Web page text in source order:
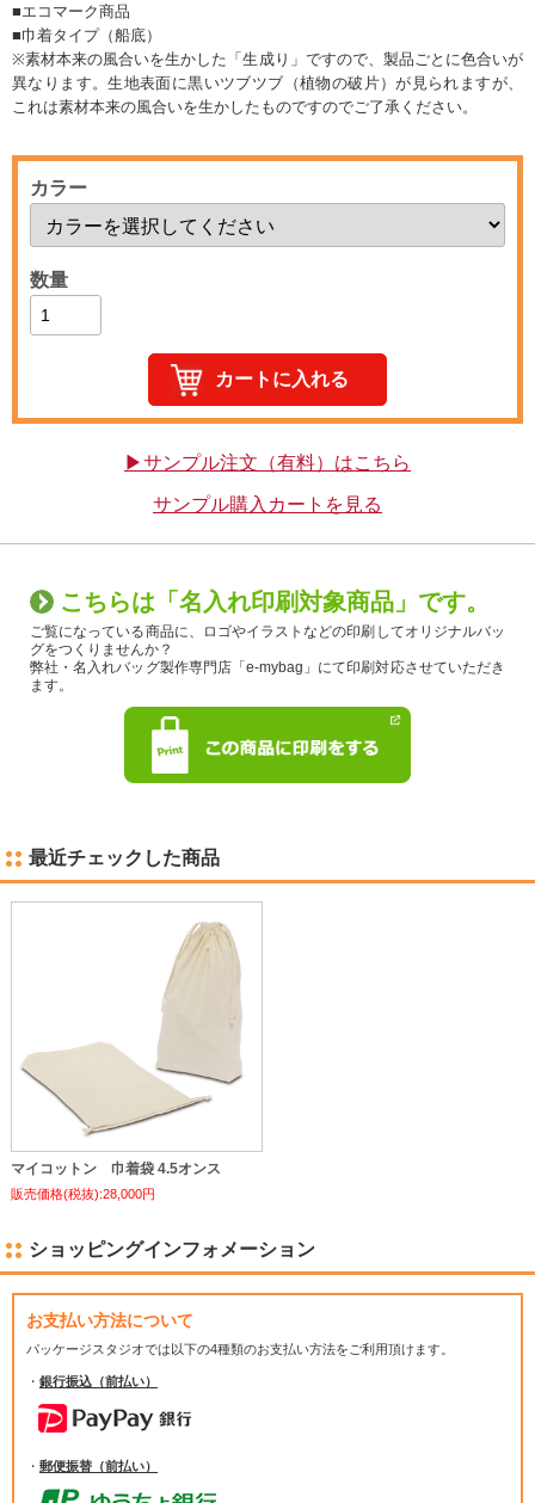
■エコマーク商品
■巾着タイプ（船底）
※素材本来の風合いを生かした「生成り」ですので、製品ごとに色合いが
異なります。生地表面に黒いツブツブ（植物の破片）が見られますが、
これは素材本来の風合いを生かしたものですのでご了承ください。
カラー
数量
▶サンプル注文（有料）はこちら
サンプル購入カートを見る
こちらは「名入れ印刷対象商品」です。
ご覧になっている商品に、ロゴやイラストなどの印刷してオリジナルバッ
グをつくりませんか？
弊社・名入れバッグ製作専門店「e-mybag」にて印刷対応させていただき
ます。
最近チェックした商品
マイコットン 巾着袋 4.5オンス
販売価格(税抜):28,000円
ショッピングインフォメーション
お支払い方法について
パッケージスタジオでは以下の4種類のお支払い方法をご利用頂けます。
・ 銀行振込（前払い）
・ 郵便振替（前払い）